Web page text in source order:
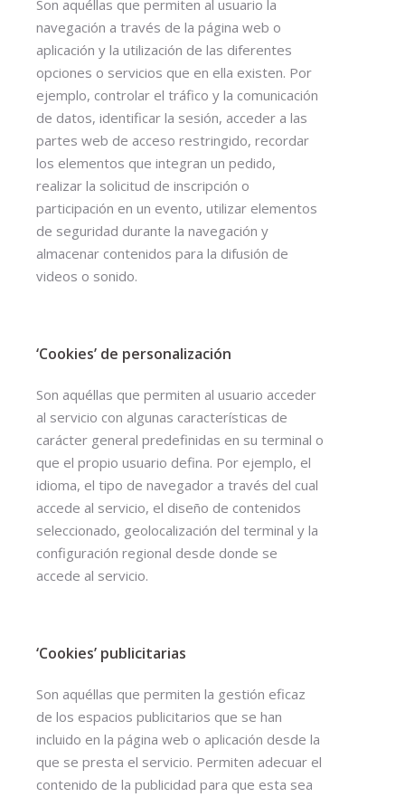
Son aquéllas que permiten al usuario la
navegación a través de la página web o
aplicación y la utilización de las diferentes
opciones o servicios que en ella existen. Por
ejemplo, controlar el tráfico y la comunicación
de datos, identificar la sesión, acceder a las
partes web de acceso restringido, recordar
los elementos que integran un pedido,
realizar la solicitud de inscripción o
participación en un evento, utilizar elementos
de seguridad durante la navegación y
almacenar contenidos para la difusión de
videos o sonido.
‘Cookies’ de personalización
Son aquéllas que permiten al usuario acceder
al servicio con algunas características de
carácter general predefinidas en su terminal o
que el propio usuario defina. Por ejemplo, el
idioma, el tipo de navegador a través del cual
accede al servicio, el diseño de contenidos
seleccionado, geolocalización del terminal y la
configuración regional desde donde se
accede al servicio.
‘Cookies’ publicitarias
Son aquéllas que permiten la gestión eficaz
de los espacios publicitarios que se han
incluido en la página web o aplicación desde la
que se presta el servicio. Permiten adecuar el
contenido de la publicidad para que esta sea